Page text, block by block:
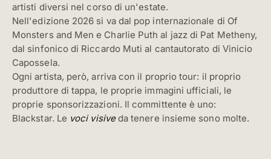
artisti diversi nel corso di un'estate.
Nell'edizione 2026 si va dal pop internazionale di Of
Monsters and Men e Charlie Puth al jazz di Pat Metheny,
dal sinfonico di Riccardo Muti al cantautorato di Vinicio
Capossela.
Ogni artista, però, arriva con il proprio tour: il proprio
produttore di tappa, le proprie immagini ufficiali, le
proprie sponsorizzazioni. Il committente è uno:
Blackstar. Le voci visiveda tenere insieme sono molte.